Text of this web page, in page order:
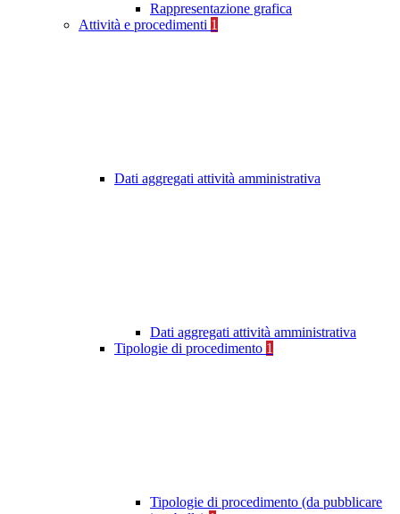
Rappresentazione grafica
Attività e procedimenti 1
Dati aggregati attività amministrativa
Dati aggregati attività amministrativa
Tipologie di procedimento 1
Tipologie di procedimento (da pubblicare